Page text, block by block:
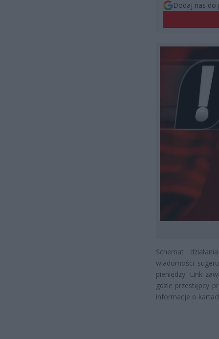
Dodaj nas do
Schemat
wiadomości
pieniędzy. Link
gdzie przestępcy
informacje o